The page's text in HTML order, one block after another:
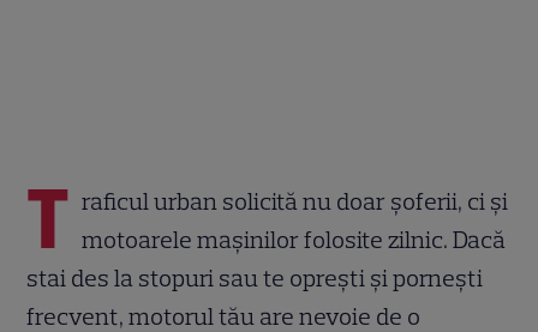
T raficul urban solicită nu doar șoferii, ci și
motoarele mașinilor folosite zilnic. Dacă
stai des la stopuri sau te oprești și pornești
frecvent, motorul tău are nevoie de o